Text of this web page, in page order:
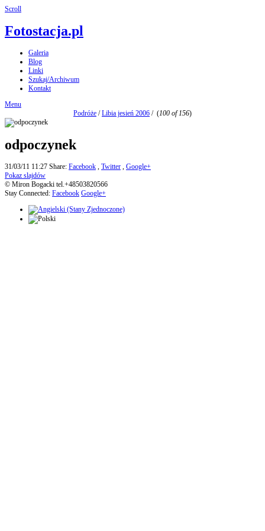
Scroll
Fotostacja.pl
Galeria
Blog
Linki
Szukaj/Archiwum
Kontakt
Menu
Podróże /Libia jesień 2006 / (100 of 156)
odpoczynek
31/03/11 11:27 Share: Facebook , Twitter , Google+
Pokaz slajdów
© Miron Bogacki tel.+48503820566
Stay Connected: Facebook Google+